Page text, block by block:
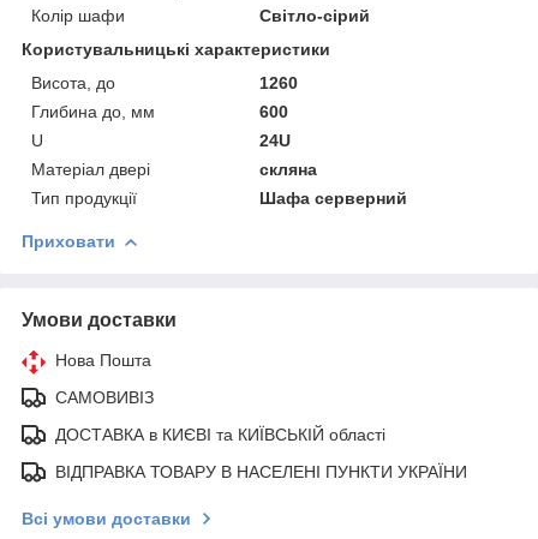
Колір шафи
Світло-сірий
Користувальницькі характеристики
Висота, до
1260
Глибина до, мм
600
U
24U
Матеріал двері
скляна
Тип продукції
Шафа серверний
Приховати
Умови доставки
Нова Пошта
САМОВИВІЗ
ДОСТАВКА в КИЄВІ та КИЇВСЬКІЙ області
ВІДПРАВКА ТОВАРУ В НАСЕЛЕНІ ПУНКТИ УКРАЇНИ
Всі умови доставки